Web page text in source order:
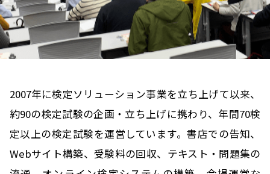
2007年に検定ソリューション事業を立ち上げて以来、
約90の検定試験の企画・立ち上げに携わり、 年間70検
定以上の検定試験を運営しています。書店での告知、
Webサイト構築、受験料の回収、テキスト・問題集の